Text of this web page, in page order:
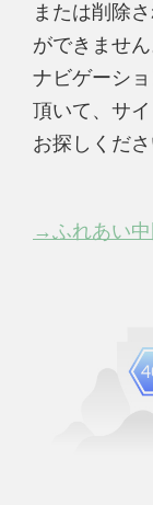
または削除
ができません
ナビゲーシ
頂いて、サ
お探しくださ
→ふれあい